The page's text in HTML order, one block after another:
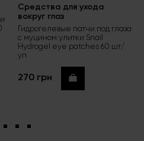
Средства для ухода
вокруг глаз
Гидрогелевые патчи под глаза
с муцином улитки Snail
Hydrogel eye patches 60 шт/
уп
270 грн Купить